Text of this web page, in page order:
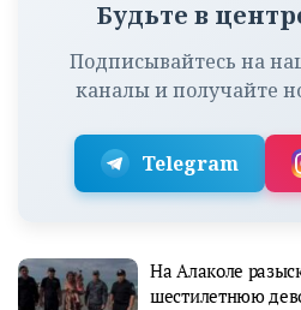
Будьте в
Подписывайтесь на
каналы и получайте
Telegram
На Алаколе
шестилетнюю